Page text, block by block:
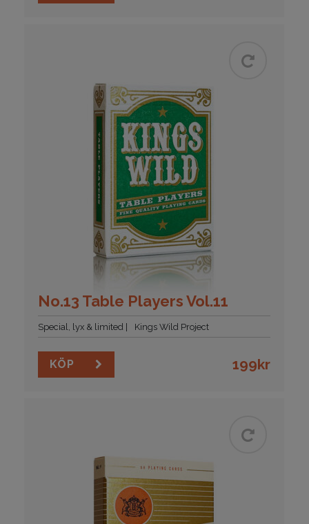
No.13 Table Players Vol.11
Special, lyx & limited Kings Wild Project
KÖP 199kr